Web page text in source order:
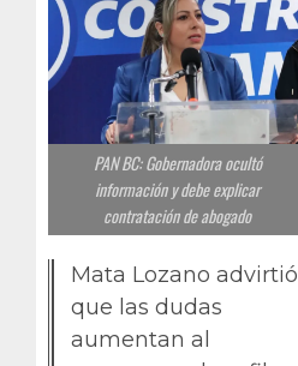
PAN BC: Gobernadora ocultó
información y debe explicar
contratación de abogado
Mata Lozano advirtió
que las dudas
aumentan al